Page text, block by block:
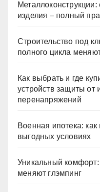
Металлоконструкции:
изделия – полный
Строительство под
полного цикла
Как выбрать и где
устройств защиты от
перенапряжений
Военная ипотека:
выгодных условиях
Уникальный
меняют глэмпинг